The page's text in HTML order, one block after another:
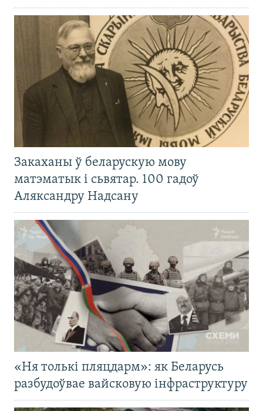
Закаханы ў беларускую мову
матэматык і сьвятар. 100 гадоў
Аляксандру Надсану
«Ня толькі пляцдарм»: як Беларусь
разбудоўвае вайсковую інфраструктуру